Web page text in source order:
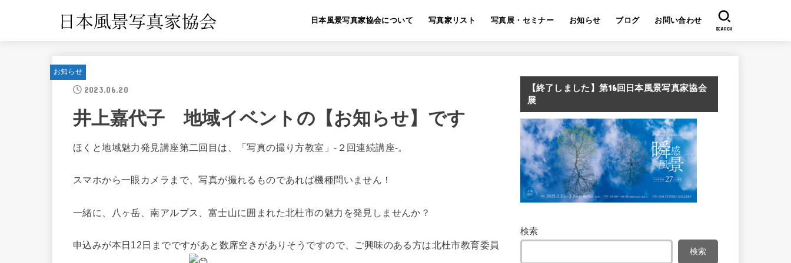
日本風景写真家協会について 写真家リスト 写真展・セミナー お知らせ ブログ お問い合わせ
SEARCH
お知らせ
2023.06.20
井上嘉代子 地域イベントの【お知らせ】です
ほくと地域魅力発見講座第二回目は、「写真の撮り方教室」-２回連続講座-。
スマホから一眼カメラまで、写真が撮れるものであれば機種問いません！
一緒に、八ヶ岳、南アルプス、富士山に囲まれた北杜市の魅力を発見しませんか？
申込みが本日12日までですがあと数席空きがありそうですので、ご興味のある方は北杜市教育委員
【終了しました】第16回日本風景写真家協会
展
検索
検索